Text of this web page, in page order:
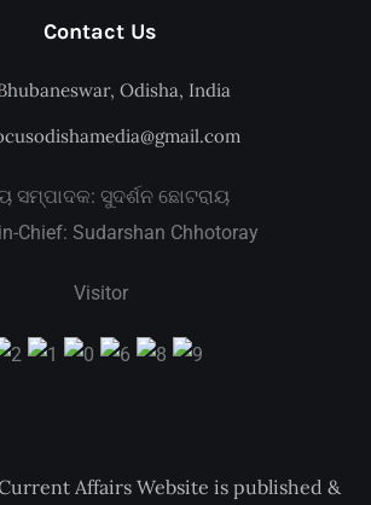
Contact Us
Odisha, India
ସମ୍ପାଦକ: ସୁଦର୍ଶନ ଛୋଟରାୟ
Chief: Sudarshan Chhotoray
Visitor
Affairs Website is published &